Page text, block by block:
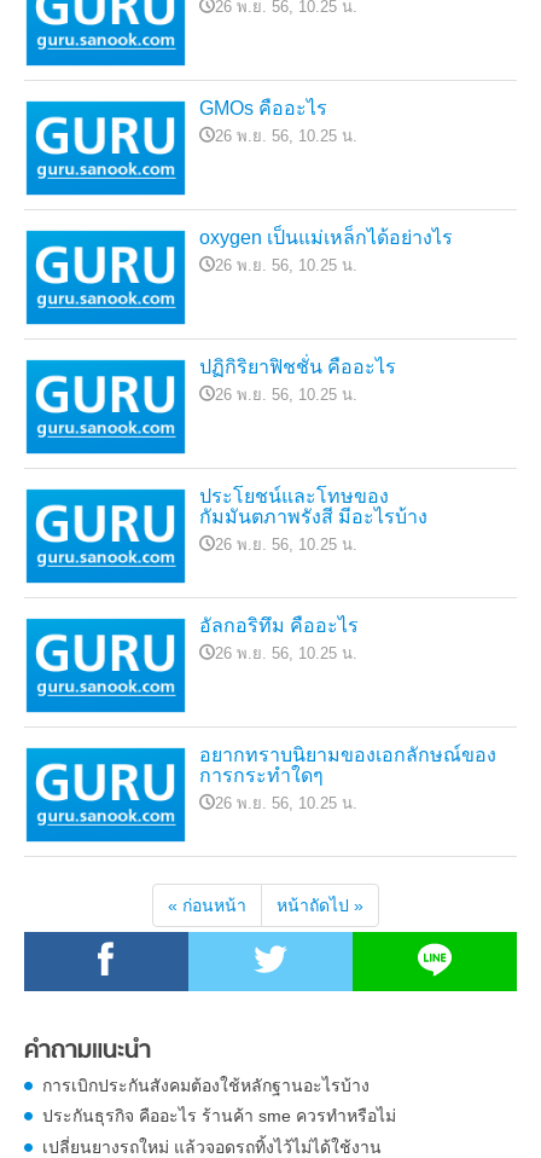
26 พ.ย. 56, 10.25 น.
GMOs คืออะไร
26 พ.ย. 56, 10.25 น.
oxygen เป็นแม่เหล็กได้อย่างไร
26 พ.ย. 56, 10.25 น.
ปฏิกิริยาฟิชชั่น คืออะไร
26 พ.ย. 56, 10.25 น.
ประโยชน์และโทษของ
กัมมันตภาพรังสี มีอะไรบ้าง
26 พ.ย. 56, 10.25 น.
อัลกอริทึม คืออะไร
26 พ.ย. 56, 10.25 น.
อยากทราบนิยามของเอกลักษณ์ของ
การกระทำใดๆ
26 พ.ย. 56, 10.25 น.
« ก่อนหน้า หน้าถัดไป »
คำถามแนะนำ
การเบิกประกันสังคมต้องใช้หลักฐานอะไรบ้าง
ประกันธุรกิจ คืออะไร ร้านค้า sme ควรทำหรือไม่
เปลี่ยนยางรถใหม่ แล้วจอดรถทิ้งไว้ไม่ได้ใช้งาน